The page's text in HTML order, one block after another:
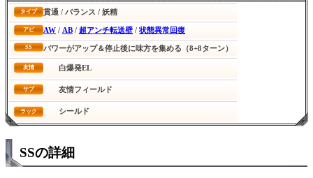
タイプ 貫通 / バランス / 妖精
アビ AW / AB / 超アンチ転送壁 /状態異常回復
SS パワーがアップ＆停止後に味方を集める（8+8ターン）
友情 白爆発EL
サブ 友情フィールド
ラック シールド
SSの詳細